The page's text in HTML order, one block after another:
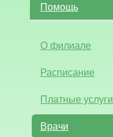
Помощь
О филиале
Расписание
Платные услуги
Врачи